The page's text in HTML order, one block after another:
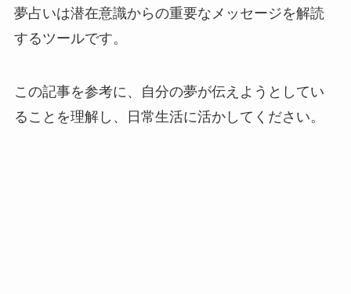
夢占いは潜在意識からの重要なメッセージを解読
するツールです。
この記事を参考に、自分の夢が伝えようとしてい
ることを理解し、日常生活に活かしてください。